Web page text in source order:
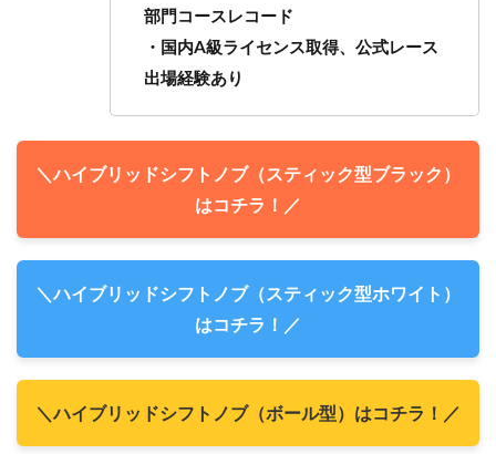
部門コースレコード
・国内A級ライセンス取得、公式レース
出場経験あり
＼ハイブリッドシフトノブ（スティック型ブラック）
はコチラ！／
＼ハイブリッドシフトノブ（スティック型ホワイト）
はコチラ！／
＼ハイブリッドシフトノブ（ボール型）はコチラ！／